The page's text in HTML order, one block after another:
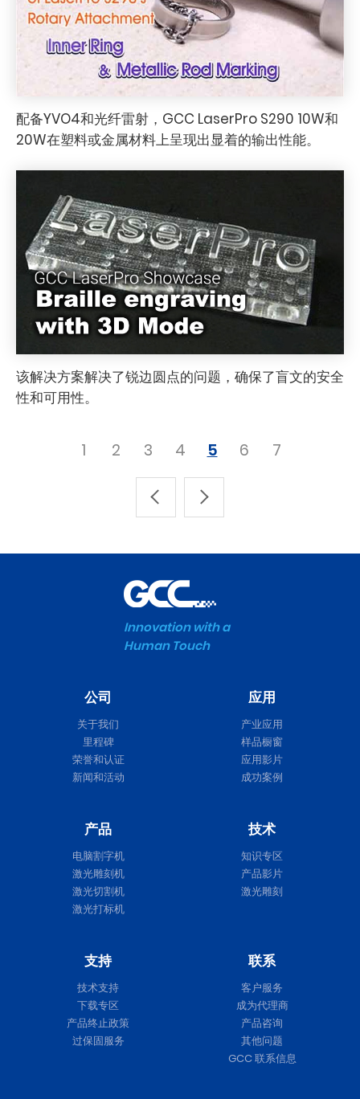
配备YVO4和光纤雷射，GCC LaserPro S290 10W和
20W在塑料或金属材料上呈现出显着的输出性能。
该解决方案解决了锐边圆点的问题，确保了盲文的安全
性和可用性。
1 2 3 4 5 6 7
Innovation with a
Human Touch
公司
关于我们
里程碑
荣誉和认证
新闻和活动
应用
产业应用
样品橱窗
应用影片
成功案例
产品
电脑割字机
激光雕刻机
激光切割机
激光打标机
技术
知识专区
产品影片
激光雕刻
支持
技术支持
下载专区
产品终止政策
过保固服务
联系
客户服务
成为代理商
产品咨询
其他问题
GCC 联系信息